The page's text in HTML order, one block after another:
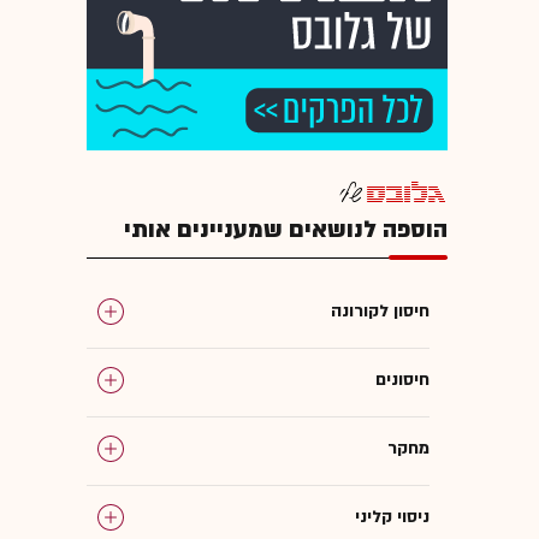
הוספה לנושאים שמעניינים אותי
חיסון לקורונה
חיסונים
מחקר
ניסוי קליני